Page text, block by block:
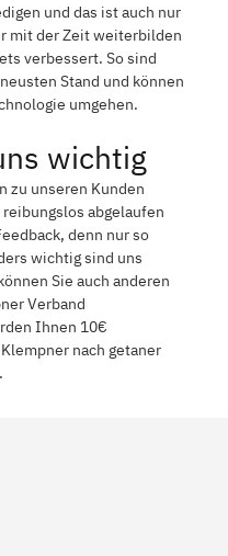
und das ist auch nur
mit der Zeit weiterbilden
verbessert. So sind
Stand und können
umgehen.
wichtig
zu unseren Kunden
abgelaufen
denn nur so
wichtig sind uns
Sie auch anderen
Verband
Ihnen 10€
nach getaner